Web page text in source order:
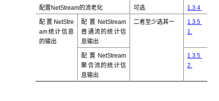
配置NetStream的流老化 可选 1.3.4
配置NetStre
am统计信息
的输出
配置NetStream
普通流的统计信
息输出
二者至少选其一
1.3.5
1.
配置NetStream
聚合流的统计信
息输出
1.3.5
2.